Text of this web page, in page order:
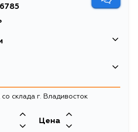
Кольцо свечного
DOHC (30x44x8) (4)
Двигатель
CP9A, E56A,
4G63, 4G64
склада г. Владивосток
Цена